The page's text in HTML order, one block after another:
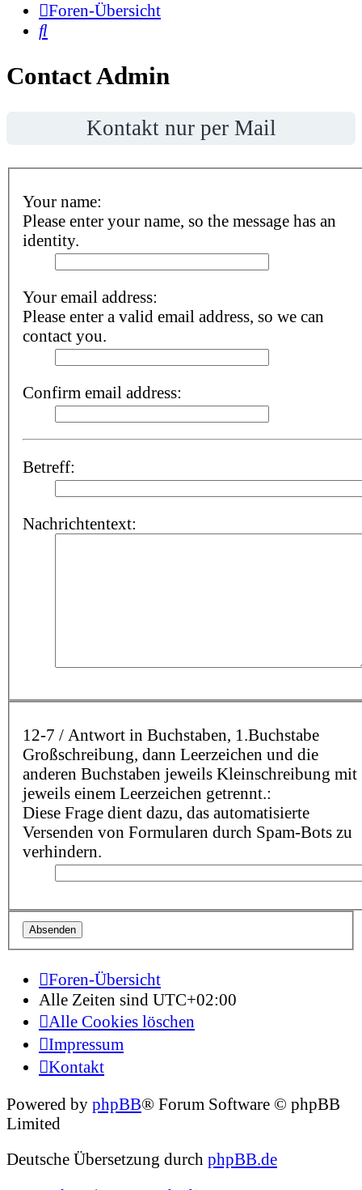
Foren-Übersicht
Contact Admin
Kontakt nur per Mail
Your name:
Please enter your name, so the message has an
identity.
Your email address:
Please enter a valid email address, so we can
contact you.
Confirm email address:
Betreff:
Nachrichtentext:
12-7 / Antwort in Buchstaben, 1.Buchstabe
Großschreibung, dann Leerzeichen und die
anderen Buchstaben jeweils Kleinschreibung mit
jeweils einem Leerzeichen getrennt.:
Diese Frage dient dazu, das automatisierte
Versenden von Formularen durch Spam-Bots zu
verhindern.
Foren-Übersicht
Alle Zeiten sind UTC+02:00
Alle Cookies löschen
Impressum
Kontakt
Powered by phpBB® Forum Software © phpBB
Limited
Deutsche Übersetzung durch phpBB.de